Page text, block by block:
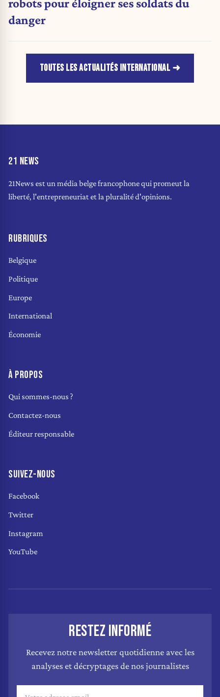
robots pour éloigner ses soldats du
danger
TOUTES LES ACTUALITÉS INTERNATIONAL
21 NEWS
21News est un média belge francophone qui promeut la
liberté, l'entrepreneuriat et la pluralité d'opinions.
RUBRIQUES
Belgique
Politique
Europe
International
Économie
À PROPOS
Qui sommes-nous ?
Contactez-nous
Éditeur responsable
SUIVEZ-NOUS
Facebook
Twitter
Instagram
YouTube
RESTEZ INFORMÉ
Recevez notre newsletter quotidienne avec les
analyses et décryptages de nos journalistes